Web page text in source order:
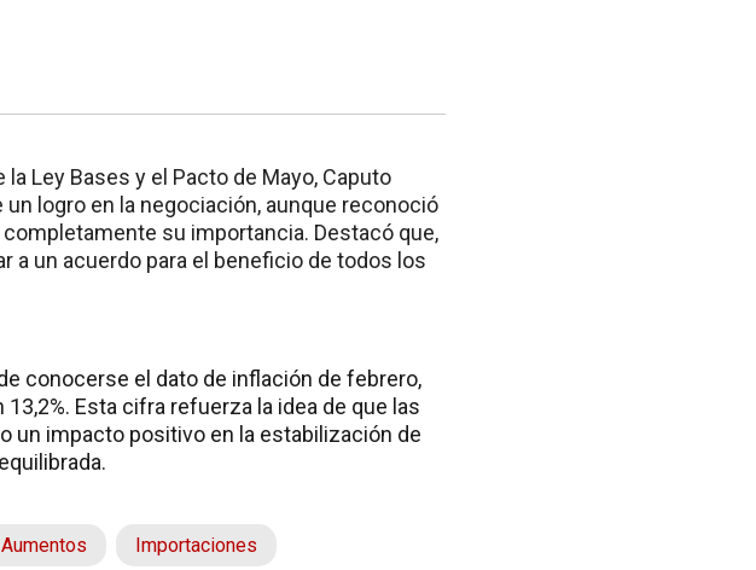
Ley Bases y el Pacto de Mayo, Caputo
logro en la negociación, aunque reconoció
su importancia. Destacó que,
a un acuerdo para el beneficio de todos los
conocerse el dato de inflación de febrero,
Esta cifra refuerza la idea de que las
un impacto positivo en la estabilización de
Aumentos Importaciones